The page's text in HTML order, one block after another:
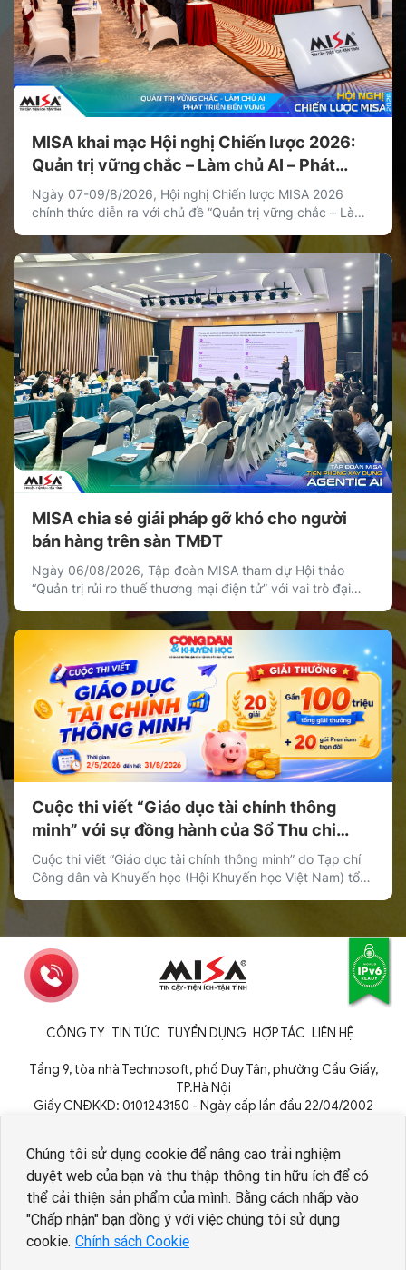
Chúng tôi sử dụng cookie để nâng cao trải nghiệm
duyệt web của bạn và thu thập thông tin hữu ích để có
thể cải thiện sản phẩm của mình. Bằng cách nhấp vào
"Chấp nhận" bạn đồng ý với việc chúng tôi sử dụng
cookie. Chính sách Cookie
MISA khai mạc Hội nghị Chiến lược 2026:
Quản trị vững chắc – Làm chủ AI – Phát
triển bền vững
Ngày 07-09/8/2026, Hội nghị Chiến lược MISA 2026
chính thức diễn ra với chủ đề “Quản trị vững chắc – Làm
lược thường niên của MISA nhằm thống nhất định hướng
phát triển dài hạn, xác lập các ưu tiên chiến lược […]
MISA chia sẻ giải pháp gỡ khó cho người
bán hàng trên sàn TMĐT
Ngày 06/08/2026, Tập đoàn MISA tham dự Hội thảo
“Quản trị rủi ro thuế thương mại điện tử” với vai trò đại
chia sẻ giải pháp giúp cá nhân, hộ kinh doanh và doanh
nghiệp bán hàng trên nền tảng thương mại điện tử quản
[…]
Cuộc thi viết “Giáo dục tài chính thông
minh” với sự đồng hành của Sổ Thu chi
MISA
Cuộc thi viết “Giáo dục tài chính thông minh” do Tạp chí
Công dân và Khuyến học (Hội Khuyến học Việt Nam) tổ
Cuộc thi hướng tới mục tiêu lan tỏa […]
CÔNG TY TIN TỨC TUYỂN DỤNG HỢP TÁC LIÊN HỆ
Tầng 9, tòa nhà Technosoft, phố Duy Tân, phường Cầu Giấy,
TP.Hà Nội
Giấy CNĐKKD: 0101243150 - Ngày cấp lần đầu 22/04/2002
Copyright © 1994 - 2026 MISA JSC
Nhân viên AI tuyển dụng